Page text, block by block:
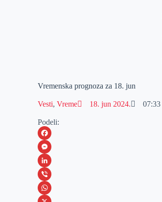
Vremenska prognoza za 18. jun
Vesti,Vreme 18. jun 2024. 07:33
Podeli:
F
a
c
e
M
e
s
L
iV